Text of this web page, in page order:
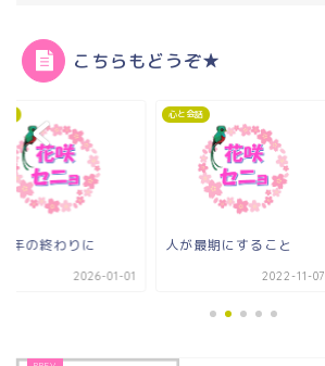
こちらもどうぞ★
年の終わりに
2026-01-01
心と会話
人が最期にすること
2022-11-07